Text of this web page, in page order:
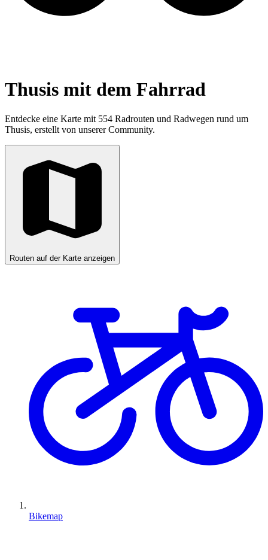
Thusis mit dem Fahrrad
Entdecke eine Karte mit 554 Radrouten und Radwegen rund um
Thusis, erstellt von unserer Community.
Routen auf der Karte anzeigen
Bikemap